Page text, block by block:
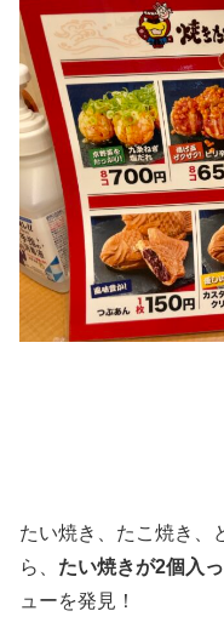
たい焼き、たこ焼き
ら、 たい焼きが2個入
ューを発見！